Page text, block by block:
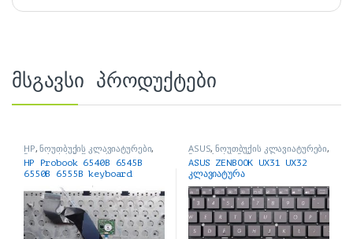
მსგავსი პროდუქტები
HP,ნოუთბუქის კლავიატურები,
ნოუთბუქის ნაწილები და
აქსესუარები
HP Probook 6540B 6545B
6550B 6555B keyboard
ASUS,ნოუთბუქის კლავიატურები,
ნოუთბუქის ნაწილები და
აქსესუარები
ASUS ZENBOOK UX31 UX32
კლავიატურა